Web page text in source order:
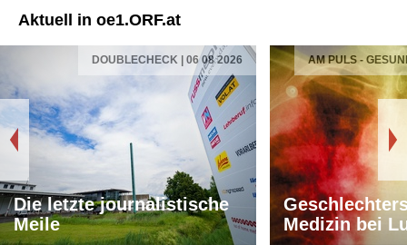
Urheber/Urheberin: Maria Bach
Titel: Suite für Cello Solo Praeludium
Ausführender/Ausführende: Alexander Hülshoff, Cello
Länge: 04:13 min
Label: Hänssler classic 2022
Aktuell in oe1.ORF.at
DOUBLECHECK | 06 08 2026
Die letzte journalistische
Meile
AM PULS -
Medizin bei